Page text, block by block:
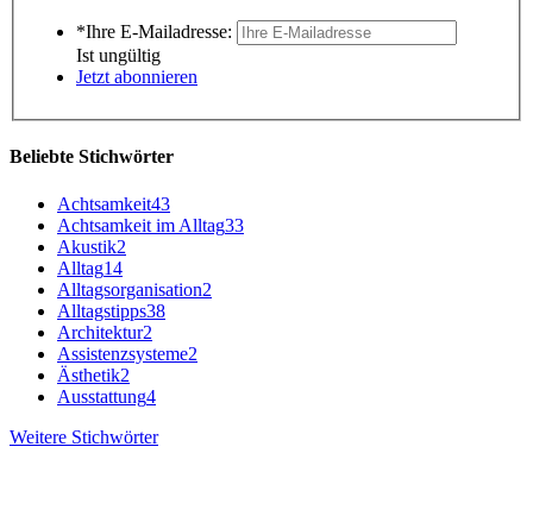
*Ihre E-Mailadresse:
Ist ungültig
Jetzt abonnieren
Beliebte Stichwörter
Achtsamkeit43
Achtsamkeit im Alltag33
Akustik2
Alltag14
Alltagsorganisation2
Alltagstipps38
Architektur2
Assistenzsysteme2
Ästhetik2
Ausstattung4
Weitere Stichwörter